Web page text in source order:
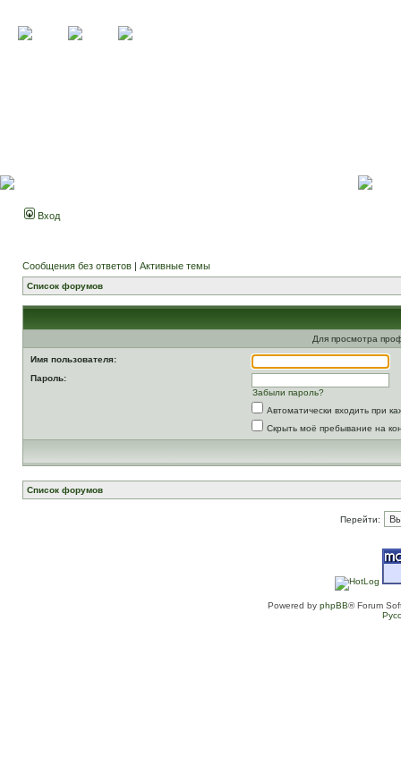
Вход
Сообщения без ответов | Активные темы
Список форумов
Для просмотра
Имя пользователя:
Пароль:
Забыли пароль?
Автоматически входить при
Скрыть моё пребывание на
Список форумов
Перейти:
Powered by phpBB® Forum